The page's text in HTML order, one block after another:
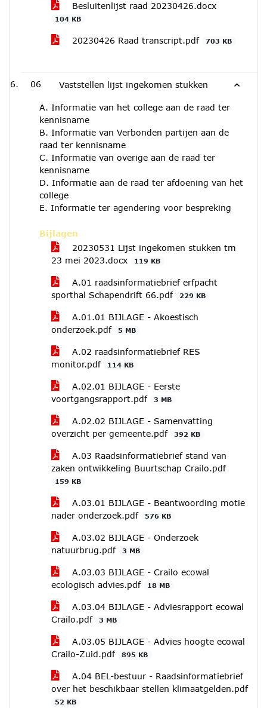
Besluitenlijst raad 20230426.docx
104 KB
20230426 Raad transcript.pdf 703 KB
06 Vaststellen lijst ingekomen stukken
A. Informatie van het college aan de raad ter
kennisname
B. Informatie van Verbonden partijen aan de
raad ter kennisname
C. Informatie van overige aan de raad ter
kennisname
D. Informatie aan de raad ter afdoening van het
college
E. Informatie ter agendering voor bespreking
Bijlagen
20230531 Lijst ingekomen stukken tm
23 mei 2023.docx
119 KB
A.01 raadsinformatiebrief erfpacht
sporthal Schapendrift 66.pdf
229 KB
A.01.01 BIJLAGE - Akoestisch
onderzoek.pdf
5 MB
A.02 raadsinformatiebrief RES
monitor.pdf
114 KB
A.02.01 BIJLAGE - Eerste
voortgangsrapport.pdf
3 MB
A.02.02 BIJLAGE - Samenvatting
overzicht per gemeente.pdf
392 KB
A.03 Raadsinformatiebrief stand van
zaken ontwikkeling Buurtschap Crailo.pdf
159 KB
A.03.01 BIJLAGE - Beantwoording motie
nader onderzoek.pdf
576 KB
A.03.02 BIJLAGE - Onderzoek
natuurbrug.pdf
3 MB
A.03.03 BIJLAGE - Crailo ecowal
ecologisch advies.pdf
18 MB
A.03.04 BIJLAGE - Adviesrapport ecowal
Crailo.pdf
3 MB
A.03.05 BIJLAGE - Advies hoogte ecowal
Crailo-Zuid.pdf
895 KB
A.04 BEL-bestuur - Raadsinformatiebrief
over het beschikbaar stellen klimaatgelden.pdf
52 KB